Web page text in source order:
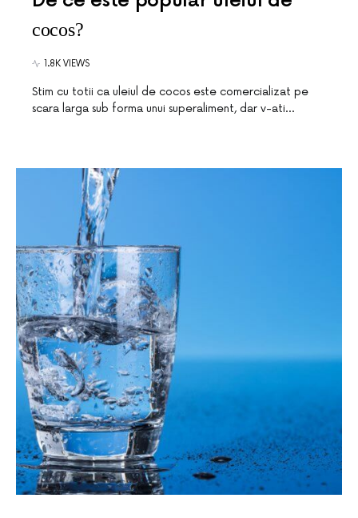
cocos?
1.8K VIEWS
Stim cu totii ca uleiul de cocos este comercializat pe
scara larga sub forma unui superaliment, dar v-ati…